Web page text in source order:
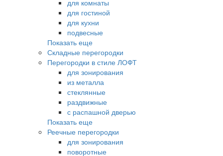
для комнаты
для гостиной
для кухни
подвесные
Показать еще
Складные перегородки
Перегородки в стиле ЛОФТ
для зонирования
из металла
стеклянные
раздвижные
с распашной дверью
Показать еще
Реечные перегородки
для зонирования
поворотные